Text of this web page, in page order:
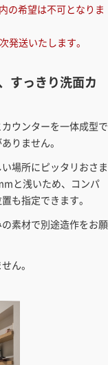
れていただき、お届
の希望は不可となりま
発送いたします。
すっきり洗面カ
ウンターを一体成型で
りません。
場所にピッタリおさま
と浅いため、コンパ
も指定できます。
素材で別途造作をお願
ん。